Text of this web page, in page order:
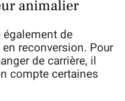
animalier
de
reconversion. Pour
de carrière, il
compte certaines